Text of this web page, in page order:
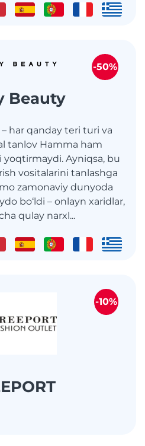
Beauty
har qanday teri turi va
tanlov Hamma ham
yoqtirmaydi. Ayniqsa, bu
vositalarini tanlashga
zamonaviy dunyoda
bo‘ldi – onlayn xaridlar,
qulay narxl...
-50%
-10%